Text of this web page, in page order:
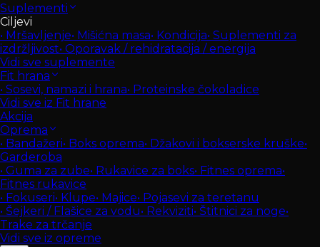
Suplementi
Ciljevi
• Mršavljenje• Mišićna masa• Kondicija• Suplementi za
izdržljivost• Oporavak / rehidratacija / energija
Vidi sve suplemente
Fit hrana
• Sosevi, namazi i hrana• Proteinske čokoladice
Vidi sve iz Fit hrane
Akcija
Oprema
• Bandažeri• Boks oprema• Džakovi i bokserske kruške•
Garderoba
• Guma za zube• Rukavice za boks• Fitnes oprema•
Fitnes rukavice
• Fokuseri• Klupe• Majice• Pojasevi za teretanu
• Šejkeri / Flašice za vodu• Rekviziti• Štitnici za noge•
Trake za trčanje
Vidi sve iz opreme